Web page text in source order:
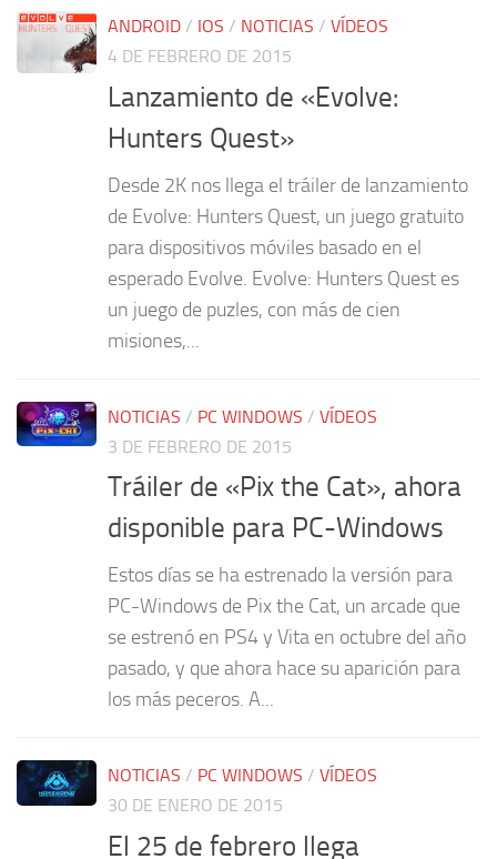
ANDROID / IOS / NOTICIAS / VÍDEOS
4 DE FEBRERO DE 2015
Lanzamiento de «Evolve:
Hunters Quest»
Desde 2K nos llega el tráiler de lanzamiento
de Evolve: Hunters Quest, un juego gratuito
para dispositivos móviles basado en el
esperado Evolve. Evolve: Hunters Quest es
un juego de puzles, con más de cien
misiones,...
NOTICIAS / PC WINDOWS / VÍDEOS
3 DE FEBRERO DE 2015
Tráiler de «Pix the Cat», ahora
disponible para PC-Windows
Estos días se ha estrenado la versión para
PC-Windows de Pix the Cat, un arcade que
se estrenó en PS4 y Vita en octubre del año
pasado, y que ahora hace su aparición para
los más peceros. A...
NOTICIAS / PC WINDOWS / VÍDEOS
30 DE ENERO DE 2015
El 25 de febrero llega